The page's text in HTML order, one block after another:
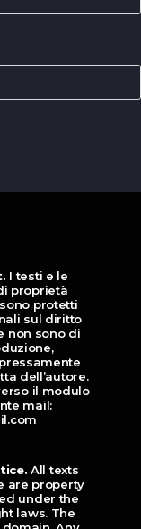
I testi e le
proprietà
protetti
sul diritto
non sono di
dell’autore.
il modulo
mail:
All texts
are property
under the
laws. The